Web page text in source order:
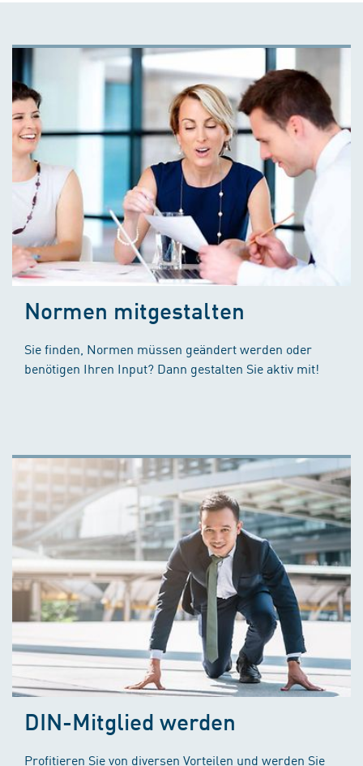
Normen mitgestalten
Sie finden, Normen müssen geändert werden oder
benötigen Ihren Input? Dann gestalten Sie aktiv mit!
DIN-Mitglied werden
Profitieren Sie von diversen Vorteilen und werden Sie